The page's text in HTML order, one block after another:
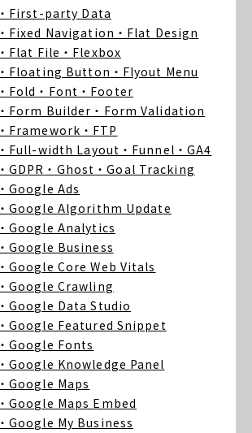
・First-party Data
・Fixed Navigation ・Flat Design
・Flat File ・Flexbox
・Floating Button ・Flyout Menu
・Fold ・Font ・Footer
・Form Builder ・Form Validation
・Framework ・FTP
・Full-width Layout ・Funnel ・GA4
・GDPR ・Ghost ・Goal Tracking
・Google Ads
・Google Algorithm Update
・Google Analytics
・Google Business
・Google Core Web Vitals
・Google Crawling
・Google Data Studio
・Google Featured Snippet
・Google Fonts
・Google Knowledge Panel
・Google Maps
・Google Maps Embed
・Google My Business